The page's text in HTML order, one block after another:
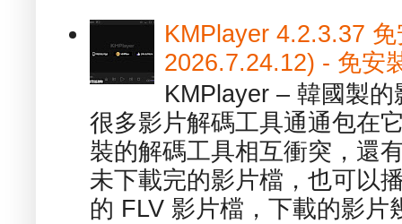
KMPlayer 4.2.3.37
2026.7.24.12) - 免安
KMPlayer – 韓國製
很多影片解碼工具通通包在
裝的解碼工具相互衝突，還
未下載完的影片檔，也可以
的 FLV 影片檔，下載的影片